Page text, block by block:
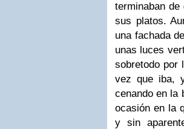
terminaban
sus platos.
una fachada
unas luces
sobretodo por
vez que iba,
cenando en la
ocasión en la
y sin